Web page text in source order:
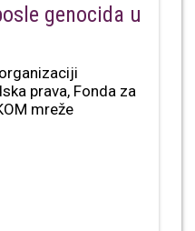
genocida u
prava, Fonda za
mreže